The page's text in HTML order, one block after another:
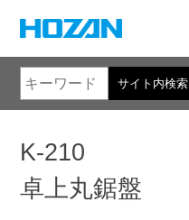
サイト内検索
K-210
卓上丸鋸盤